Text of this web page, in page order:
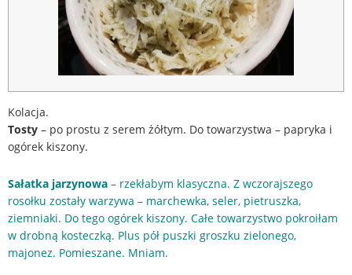
Kolacja.
Tosty – po prostu z serem żółtym. Do towarzystwa – papryka i
ogórek kiszony.
Sałatka jarzynowa – rzekłabym klasyczna. Z wczorajszego
rosołku zostały warzywa – marchewka, seler, pietruszka,
ziemniaki. Do tego ogórek kiszony. Całe towarzystwo pokroiłam
w drobną kosteczką. Plus pół puszki groszku zielonego,
majonez. Pomieszane. Mniam.